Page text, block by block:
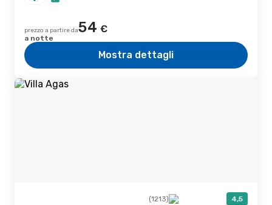
prezzo a partire da54 €
a notte
Mostra dettagli
(1213) 4,5